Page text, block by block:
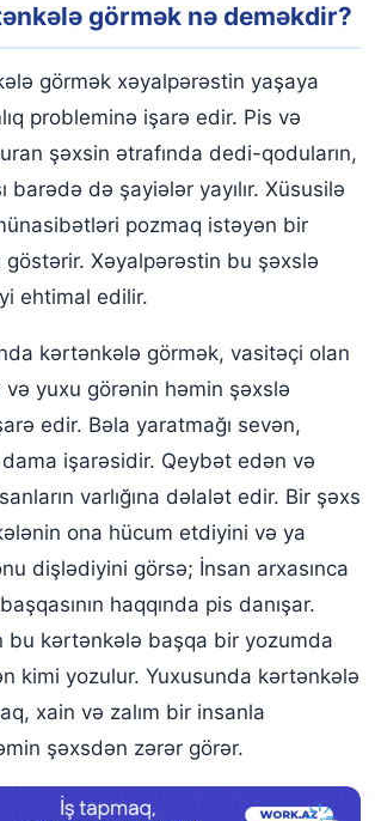
kərtənkələ görmək
öldürüb ətini yemək
kərtənkələ görmək
görmək
görmək
balasını görmək
görmək
görmək
bəsləmək
görmək nə deməkdir?
görmək xəyalpərəstin yaşaya
probleminə işarə edir. Pis və
şəxsin ətrafında dedi-qoduların,
barədə də şayiələr yayılır. Xüsusilə
pozmaq istəyən bir
göstərir. Xəyalpərəstin bu şəxslə
ehtimal edilir.
kərtənkələ görmək, vasitəçi olan
və yuxu görənin həmin şəxslə
edir. Bəla yaratmağı sevən,
işarəsidir. Qeybət edən və
varlığına dəlalət edir. Bir şəxs
ona hücum etdiyini və ya
dişlədiyini görsə; İnsan arxasınca
haqqında pis danışar.
bu kərtənkələ başqa bir yozumda
kimi yozulur. Yuxusunda kərtənkələ
xain və zalım bir insanla
şəxsdən zərər görər.